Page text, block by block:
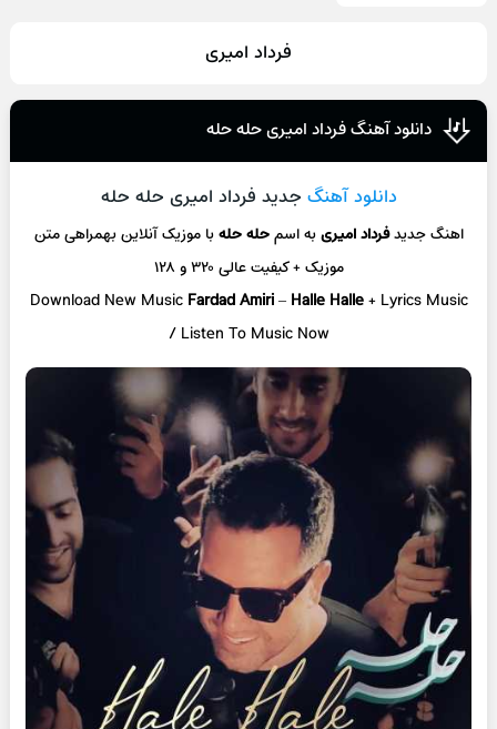
فرداد امیری
دانلود آهنگ فرداد امیری حله حله
دانلود آهنگ جدید فرداد امیری حله حله
اهنگ جدیدفرداد امیریبه اسمحله حلهبا موزیک آنلاینبهمراهی متن
موزیک + کیفیت عالی ۳۲۰ و ۱۲۸
Download New Music Fardad Amiri–Halle Halle+ Lyrics Music
/ Listen To Music Now